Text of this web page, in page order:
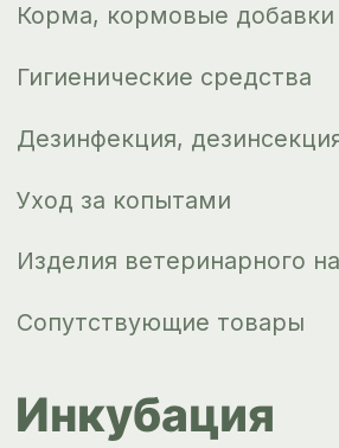
ips66@bk.ru
+7 343 264
51 17© ИПС «Сведловская» 2023